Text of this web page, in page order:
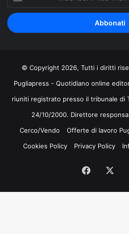
tuo
indirizzo
mail
© Copyright 2026, Tutti i diritti
Pugliapress - Quotidiano online
riuniti registrato presso il tribunale di
24/10/2000. Direttore
Cerco/Vendo
Offerte di lavoro
Cookies Policy
Privacy Policy